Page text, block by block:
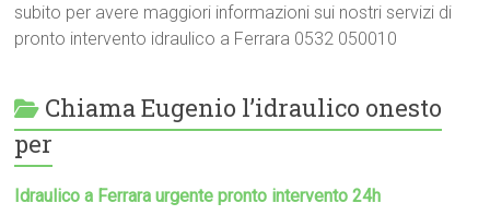
subito per avere maggiori informazioni sui nostri servizi di
pronto intervento idraulico a Ferrara 0532 050010
Chiama Eugenio l’idraulico onesto
per
Idraulico a Ferrara urgente pronto intervento 24h